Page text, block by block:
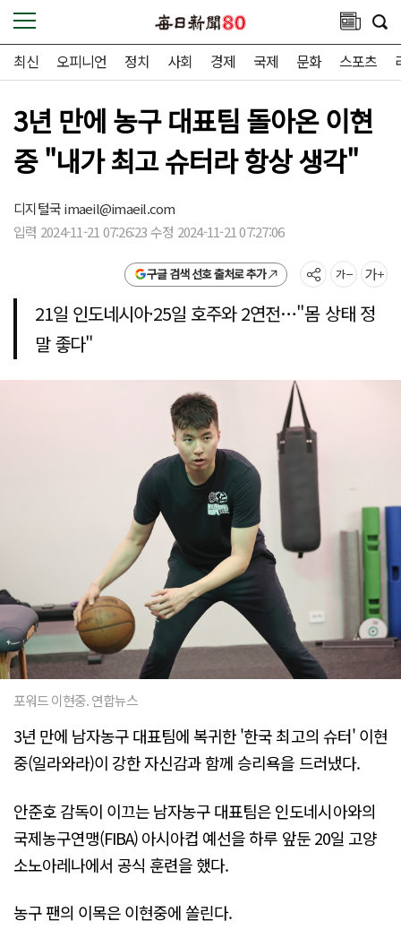
최신 오피니언 정치 사회 경제 국제 문화 스포츠
3년 만에 농구 대표팀 돌아온 이현
중 "내가 최고 슈터라 항상 생각"
디지털국imaeil@imaeil.com
입력 2024-11-21 07:26:23 수정 2024-11-21 07:27:06
구글 검색 선호 출처로 추가
21일 인도네시아·25일 호주와 2연전…"몸 상태 정
말 좋다"
포워드 이현중. 연합뉴스
3년 만에 남자농구 대표팀에 복귀한 '한국 최고의 슈터' 이현
중(일라와라)이 강한 자신감과 함께 승리욕을 드러냈다.
안준호 감독이 이끄는 남자농구 대표팀은 인도네시아와의
국제농구연맹(FIBA) 아시아컵 예선을 하루 앞둔 20일 고양
소노아레나에서 공식 훈련을 했다.
농구 팬의 이목은 이현중에 쏠린다.